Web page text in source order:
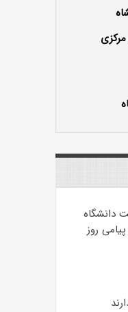
دانشگاه
روز